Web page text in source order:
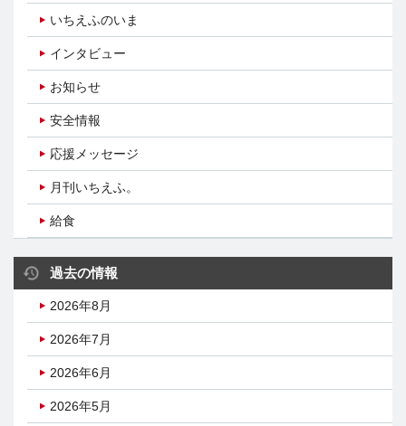
いちえふのいま
インタビュー
お知らせ
安全情報
応援メッセージ
月刊いちえふ。
給食
過去の情報
2026年8月
2026年7月
2026年6月
2026年5月